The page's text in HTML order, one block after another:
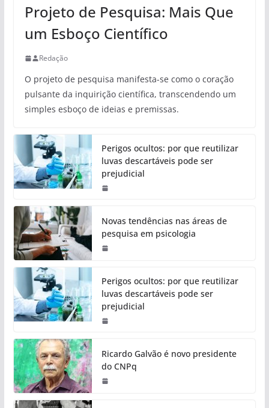
Projeto de Pesquisa: Mais Que
um Esboço Científico
Redação
O projeto de pesquisa manifesta-se como o coração
pulsante da inquirição científica, transcendendo um
simples esboço de ideias e premissas.
Perigos ocultos: por que reutilizar
luvas descartáveis pode ser
prejudicial
Novas tendências nas áreas de
pesquisa em psicologia
Perigos ocultos: por que reutilizar
luvas descartáveis pode ser
prejudicial
Ricardo Galvão é novo presidente
do CNPq